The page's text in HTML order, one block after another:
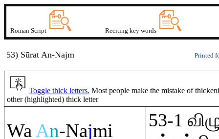
Roman Script Reciting key words
53) Sūrat An-Najm Printed
Toggle thick letters. Most people make the mistake of
other (highlighted) thick letter
WaAn-Najmi
53-1